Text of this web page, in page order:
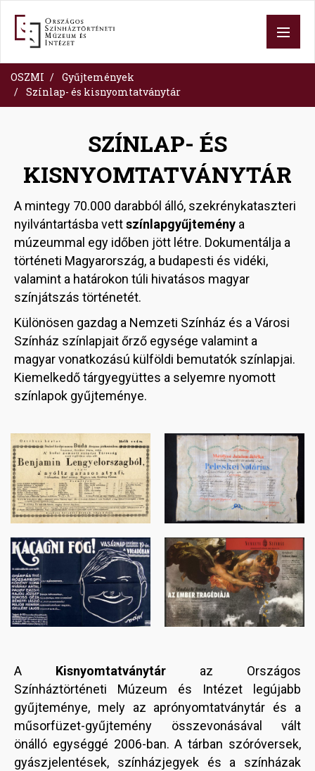
tartalomra
OSZMI
Gyűjtemények
Színlap- és kisnyomtatványtár
SZÍNLAP- ÉS
KISNYOMTATVÁNYTÁR
A mintegy 70.000 darabból álló, szekrénykataszteri
nyilvántartásba vettszínlapgyűjtemény a
múzeummal egy időben jött létre. Dokumentálja a
történeti Magyarország, a budapesti és vidéki,
valamint a határokon túli hivatásos magyar
színjátszás történetét.
Különösen gazdag a Nemzeti Színház és a Városi
Színház színlapjait őrző egysége valamint a
magyar vonatkozású külföldi bemutatók színlapjai.
Kiemelkedő tárgyegyüttes a selyemre nyomott
színlapok gyűjteménye.
Image Image
Image Image
A Kisnyomtatványtár az Országos
Színháztörténeti Múzeum és Intézet legújabb
gyűjteménye, mely az aprónyomtatványtár és a
műsorfüzet-gyűjtemény összevonásával vált
önálló egységgé 2006-ban. A tárban szóróversek,
gyászjelentések, színházjegyek és a színházak